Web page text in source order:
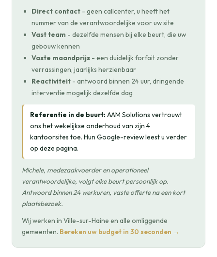
Direct contact - geen callcenter, u heeft het
nummer van de verantwoordelijke voor uw site
Vast team - dezelfde mensen bij elke beurt, die uw
gebouw kennen
Vaste maandprijs - een duidelijk forfait zonder
verrassingen, jaarlijks herzienbaar
Reactiviteit - antwoord binnen 24 uur, dringende
interventie mogelijk dezelfde dag
Referentie in de buurt:AAM Solutions vertrouwt
ons het wekelijkse onderhoud van zijn 4
kantoorsites toe. Hun Google-review leest u verder
op deze pagina.
Michele, medezaakvoerder en operationeel
verantwoordelijke, volgt elke beurt persoonlijk op.
Antwoord binnen 24 werkuren, vaste offerte na een kort
plaatsbezoek.
Wij werken in Ville-sur-Haine en alle omliggende
gemeenten. Bereken uw budget in 30 seconden →